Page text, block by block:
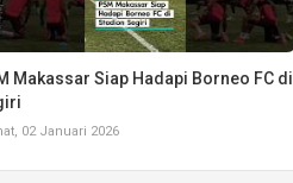
Makassar Siap Hadapi Borneo FC di
02 Januari 2026